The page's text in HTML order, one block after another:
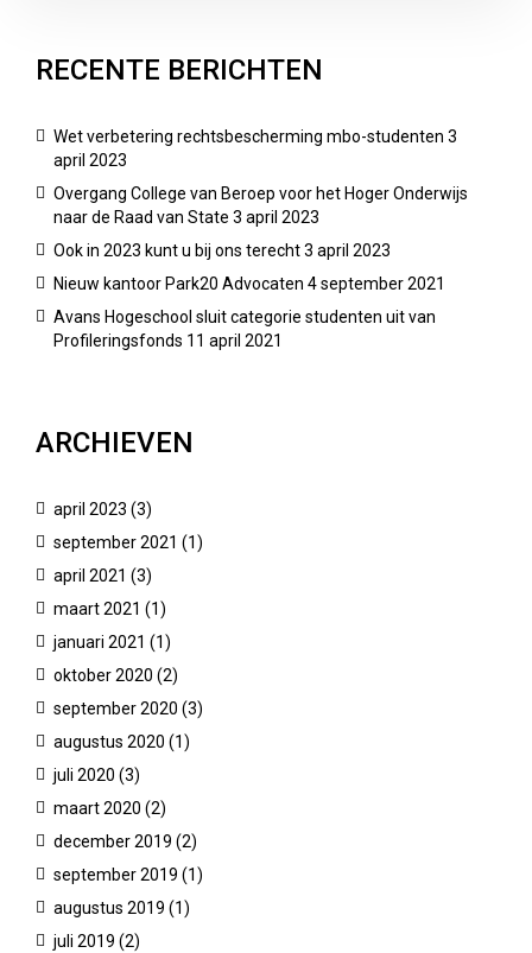
RECENTE BERICHTEN
Wet verbetering rechtsbescherming mbo-studenten 3
april 2023
Overgang College van Beroep voor het Hoger Onderwijs
naar de Raad van State 3 april 2023
Ook in 2023 kunt u bij ons terecht3 april 2023
Nieuw kantoor Park20 Advocaten 4 september 2021
Avans Hogeschool sluit categorie studenten uit van
Profileringsfonds 11 april 2021
ARCHIEVEN
april 2023 (3)
september 2021 (1)
april 2021 (3)
maart 2021 (1)
januari 2021 (1)
oktober 2020 (2)
september 2020 (3)
augustus 2020 (1)
juli 2020 (3)
maart 2020 (2)
december 2019 (2)
september 2019 (1)
augustus 2019 (1)
juli 2019 (2)